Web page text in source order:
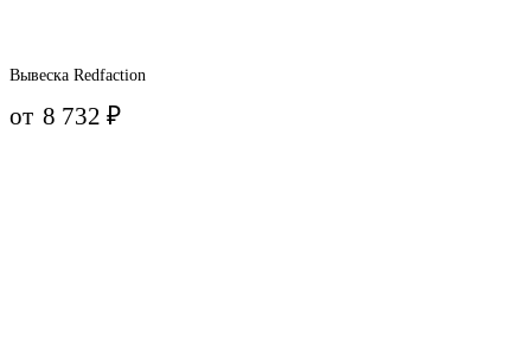
Вывеска Redfaction
от 8 732₽